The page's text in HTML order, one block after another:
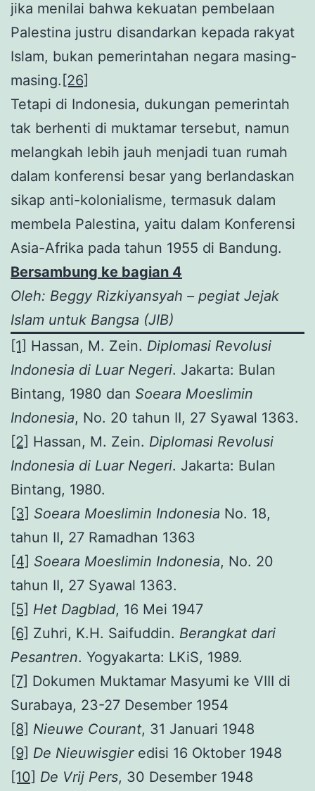
jika menilai bahwa kekuatan pembelaan
Palestina justru disandarkan kepada rakyat
Islam, bukan pemerintahan negara masing-
masing. [26]
Tetapi di Indonesia, dukungan pemerintah
tak berhenti di muktamar tersebut, namun
melangkah lebih jauh menjadi tuan rumah
dalam konferensi besar yang berlandaskan
sikap anti-kolonialisme, termasuk dalam
membela Palestina, yaitu dalam Konferensi
Asia-Afrika pada tahun 1955 di Bandung.
Bersambung ke bagian 4
Oleh: Beggy Rizkiyansyah – pegiat Jejak
Islam untuk Bangsa (JIB)
[1] Hassan, M. Zein. Diplomasi Revolusi
Indonesia di Luar Negeri. Jakarta: Bulan
Bintang, 1980 dan Soeara Moeslimin
Indonesia, No. 20 tahun II, 27 Syawal 1363.
[2] Hassan, M. Zein. Diplomasi Revolusi
Indonesia di Luar Negeri. Jakarta: Bulan
Bintang, 1980.
[3] Soeara Moeslimin Indonesia No. 18,
tahun II, 27 Ramadhan 1363
[4] Soeara Moeslimin Indonesia, No. 20
tahun II, 27 Syawal 1363.
[5] Het Dagblad, 16 Mei 1947
[6] Zuhri, K.H. Saifuddin. Berangkat dari
Pesantren. Yogyakarta: LKiS, 1989.
[7] Dokumen Muktamar Masyumi ke VIII di
Surabaya, 23-27 Desember 1954
[8] Nieuwe Courant, 31 Januari 1948
[9] De Nieuwisgieredisi 16 Oktober 1948
[10] De Vrij Pers, 30 Desember 1948